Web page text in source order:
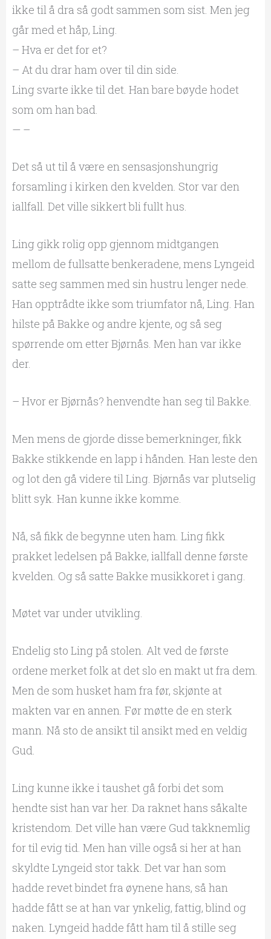
ikke til å dra så godt sammen som sist. Men jeg
går med et håp, Ling.
– Hva er det for et?
– At du drar ham over til din side.
Ling svarte ikke til det. Han bare bøyde hodet
som om han bad.
— –
Det så ut til å være en sensasjonshungrig
forsamling i kirken den kvelden. Stor var den
iallfall. Det ville sikkert bli fullt hus.
Ling gikk rolig opp gjennom midtgangen
mellom de fullsatte benkeradene, mens Lyngeid
satte seg sammen med sin hustru lenger nede.
Han opptrådte ikke som triumfator nå, Ling. Han
hilste på Bakke og andre kjente, og så seg
spørrende om etter Bjørnås. Men han var ikke
der.
– Hvor er Bjørnås? henvendte han seg til Bakke.
Men mens de gjorde disse bemerkninger, fikk
Bakke stikkende en lapp i hånden. Han leste den
og lot den gå videre til Ling. Bjørnås var plutselig
blitt syk. Han kunne ikke komme.
Nå, så fikk de begynne uten ham. Ling fikk
prakket ledelsen på Bakke, iallfall denne første
kvelden. Og så satte Bakke musikkoret i gang.
Møtet var under utvikling.
Endelig sto Ling på stolen. Alt ved de første
ordene merket folk at det slo en makt ut fra dem.
Men de som husket ham fra før, skjønte at
makten var en annen. Før møtte de en sterk
mann. Nå sto de ansikt til ansikt med en veldig
Gud.
Ling kunne ikke i taushet gå forbi det som
hendte sist han var her. Da raknet hans såkalte
kristendom. Det ville han være Gud takknemlig
for til evig tid. Men han ville også si her at han
skyldte Lyngeid stor takk. Det var han som
hadde revet bindet fra øynene hans, så han
hadde fått se at han var ynkelig, fattig, blind og
naken. Lyngeid hadde fått ham til å stille seg